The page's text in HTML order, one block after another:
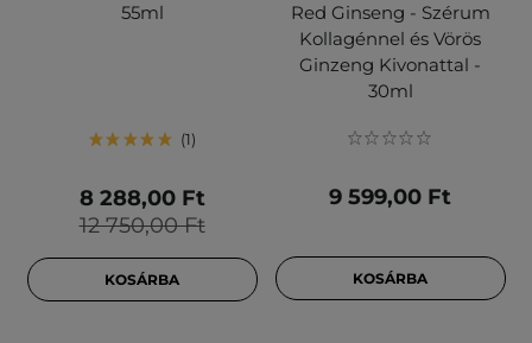
55ml
1
12 750,00 Ft
8 288,00 Ft
KOSÁRBA
Red Ginseng - Szérum
Kollagénnel és Vörös
Ginzeng Kivonattal -
30ml
9 599,00 Ft
KOSÁRBA